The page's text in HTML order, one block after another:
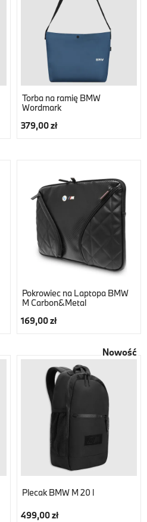
Torba na ramię BMW
Wordmark
379,00 zł
Pokrowiec na Laptopa BMW
M Carbon&Metal
169,00 zł
Nowość
Plecak BMW M 20 l
499,00 zł